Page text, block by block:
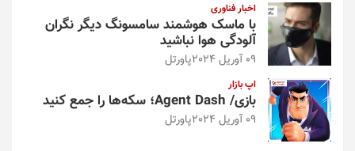
اخبار فناوری
با ماسک هوشمند سامسونگ دیگر نگران
آلودگی هوا نباشید
09 آوریل 2024 پاورتل
اپ بازار
بازی/ Agent Dash؛ سکه‌ها را جمع کنید
09 آوریل 2024 پاورتل